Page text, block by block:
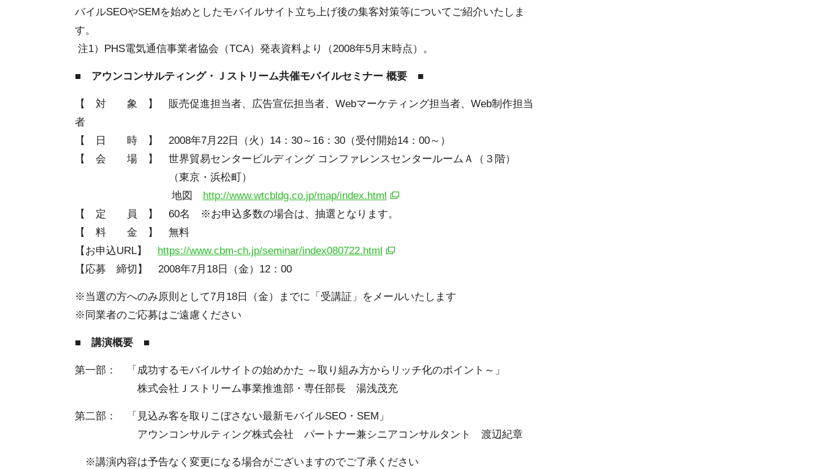
バイルSEOやSEMを始めとしたモバイルサイト立ち上げ後の集客対策等についてご紹介いたしま
す。
注1）PHS電気通信事業者協会（TCA）発表資料より（2008年5月末時点）。
■ アウンコンサルティング・Ｊストリーム共催モバイルセミナー 概要 ■
【 対 象 】 販売促進担当者、広告宣伝担当者、Webマーケティング担当者、Web制作担当
者
【 日 時 】 2008年7月22日（火）14：30～16：30（受付開始14：00～）
【 会 場 】 世界貿易センタービルディング コンファレンスセンタールームＡ（３階）
（東京・浜松町）
地図 http://www.wtcbldg.co.jp/map/index.html
【 定 員 】 60名 ※お申込多数の場合は、抽選となります。
【 料 金 】 無料
【お申込URL】 https://www.cbm-ch.jp/seminar/index080722.html
【応募 締切】 2008年7月18日（金）12：00
※当選の方へのみ原則として7月18日（金）までに「受講証」をメールいたします
※同業者のご応募はご遠慮ください
■ 講演概要 ■
第一部： 「成功するモバイルサイトの始めかた ～取り組み方からリッチ化のポイント～」
株式会社Ｊストリーム事業推進部・専任部長 湯浅茂充
第二部： 「見込み客を取りこぼさない最新モバイルSEO・SEM」
アウンコンサルティング株式会社 パートナー兼シニアコンサルタント 渡辺紀章
※講演内容は予告なく変更になる場合がございますのでご了承ください